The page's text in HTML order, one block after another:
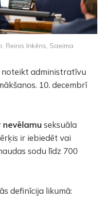
Reinis Inkēns, Saeima
noteikt administratīvu
10. decembrī
nevēlamu seksuāla
ir iebiedēt vai
sodu līdz 700
definīcija likumā: